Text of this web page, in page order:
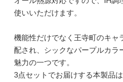
使いいただけます。
機能性だけでなく王寺町のキャ
配され、シックなパープルカラ
魅力の一つです。
3点セットでお届けする本製品